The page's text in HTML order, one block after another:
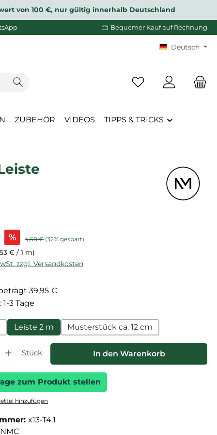
von 100 €, nur gültig innerhalb Deutschland
Bequemer Kauf auf Rechnung
Deutsch
Du hast 0 Produkte
ZUBEHÖR VIDEOS TIPPS & TRICKS
% Regulärer Preis:
4,50 € (32% gespart)
€ / 1 m)
zzgl. Versandkosten
39,95 €
3 Tage
Leiste 2 m Musterstück ca. 12 cm
Gib den gewünschten Wert ein oder benutze die
Stück In den Warenkorb
zum Produkt stellen
hinzufügen
x13-T4.1
NMC